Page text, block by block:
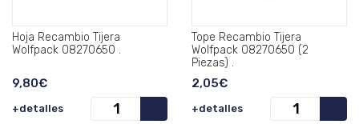
Hoja Recambio Tijera
Wolfpack 08270650 .
9,80€
+detalles
Tope Recambio Tijera
Wolfpack 08270650 (2
Piezas) .
2,05€
+detalles